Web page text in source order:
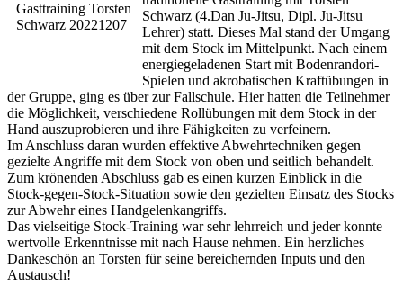
Schwarz (4.Dan Ju-Jitsu, Dipl. Ju-Jitsu
Lehrer) statt. Dieses Mal stand der Umgang
mit dem Stock im Mittelpunkt. Nach einem
energiegeladenen Start mit Bodenrandori-
Spielen und akrobatischen Kraftübungen in
der Gruppe, ging es über zur Fallschule. Hier hatten die Teilnehmer
die Möglichkeit, verschiedene Rollübungen mit dem Stock in der
Hand auszuprobieren und ihre Fähigkeiten zu verfeinern.
Im Anschluss daran wurden effektive Abwehrtechniken gegen
gezielte Angriffe mit dem Stock von oben und seitlich behandelt.
Zum krönenden Abschluss gab es einen kurzen Einblick in die
Stock-gegen-Stock-Situation sowie den gezielten Einsatz des Stocks
zur Abwehr eines Handgelenkangriffs.
Das vielseitige Stock-Training war sehr lehrreich und jeder konnte
wertvolle Erkenntnisse mit nach Hause nehmen. Ein herzliches
Dankeschön an Torsten für seine bereichernden Inputs und den
Austausch!